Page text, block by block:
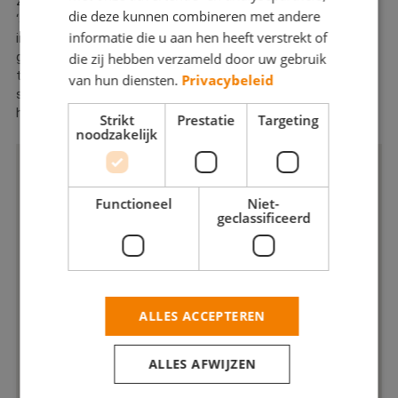
‘aan huis’ naar een grote loods in industriegebied Beatrixhaven
in Maastricht. Zo kon ons schildersbedrijf optimaal
gebruikmaken van alle moderne mogelijkheden en de nieuwste
technieken. Of de jongste generatie Bastings ook de
schilderswereld induikt is nog niet bekend, maar voorlopig
hebben wij alles in huis om nog jaren door te groeien.
die deze kunnen combineren met andere
informatie die u aan hen heeft verstrekt of
die zij hebben verzameld door uw gebruik
van hun diensten. Privacybeleid
Strikt
noodzakelijk
Prestatie Targeting
Functioneel
Niet-
geclassificeerd
ALLES ACCEPTEREN
ALLES AFWIJZEN